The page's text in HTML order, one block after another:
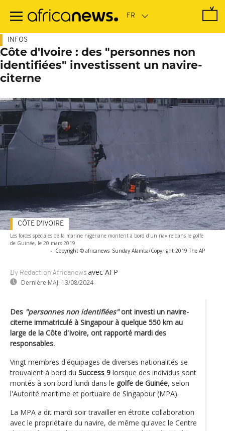
contenu
INFOS
Côte d'Ivoire : des "personnes non
identifiées" investissent un navire-
citerne
Les forces spéciales de la marine nigériane montent à bord d'un navire dans le golfe
de Guinée, le 20 mars 2019
- Copyright © africanews Sunday Alamba/Copyright 2019 The AP
By Rédaction Africanews avec AFP
Dernière MAJ: 13/08/2024
CÔTE D'IVOIRE
Des "personnes non identifiées"ont investi un navire-
citerne immatriculé à Singapour à quelque 550 km au
large de la Côte d'Ivoire, ont rapporté mardi des
responsables.
Vingt membres d'équipages de diverses nationalités se
trouvaient à bord du Success 9 lorsque des individus sont
montés à son bord lundi dans le golfe de Guinée, selon
l'Autorité maritime et portuaire de Singapour (MPA).
La MPA a dit mardi soir travailler en étroite collaboration
avec le propriétaire du navire, de même qu'avec le Centre